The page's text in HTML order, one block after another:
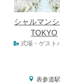
シャルマンシ
TOKYO
式場・ゲストハ
表参道駅